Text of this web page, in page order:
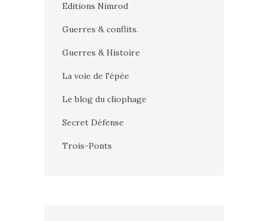
Editions Nimrod
Guerres & conflits.
Guerres & Histoire
La voie de l'épée
Le blog du cliophage
Secret Défense
Trois-Ponts